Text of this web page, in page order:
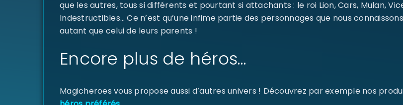
Se souvenir de
SE CONNECTER
que les autres, tous si différents et pourtant si attachants : le roi Lion, Cars, Mulan,
Indestructibles… Ce n’est qu’une infime partie des personnages que nous
autant que celui de leurs parents !
Encore plus de héros…
Magicheroes vous propose aussi d’autres univers ! Découvrez par exemple nos